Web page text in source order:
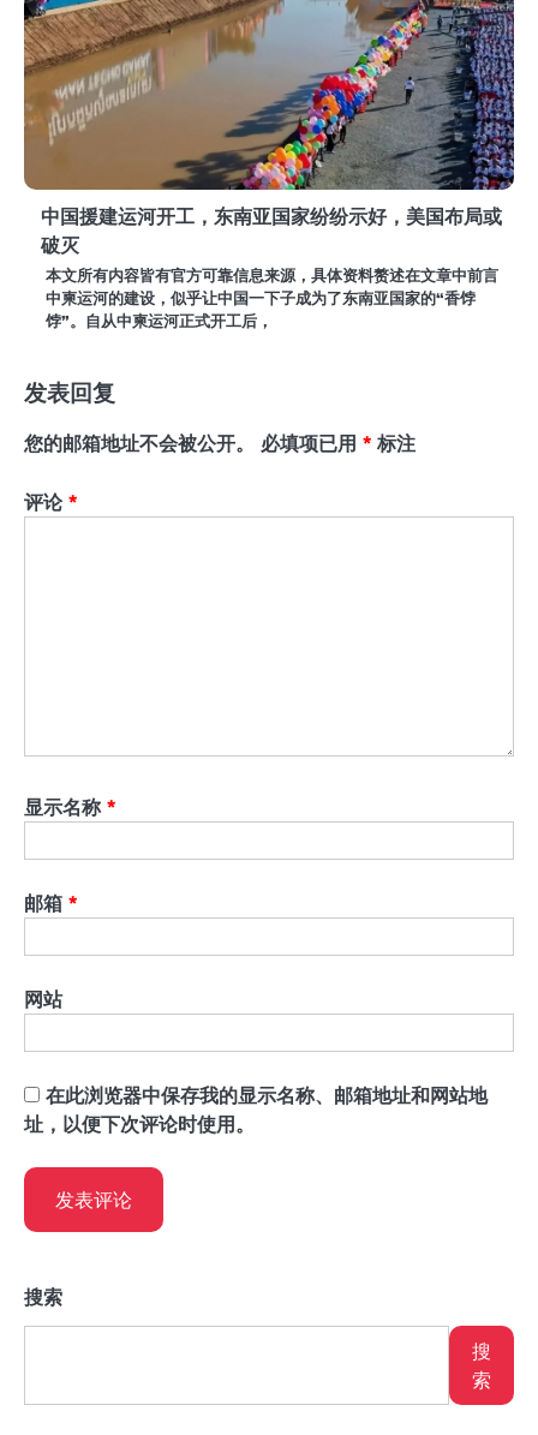
中国援建运河开工，东南亚国家纷纷示好，美国布局或
破灭
本文所有内容皆有官方可靠信息来源，具体资料赘述在文章中前言
中柬运河的建设，似乎让中国一下子成为了东南亚国家的“香饽
饽”。自从中柬运河正式开工后，
发表回复
您的邮箱地址不会被公开。 必填项已用 * 标注
评论 *
显示名称 *
邮箱 *
网站
在此浏览器中保存我的显示名称、邮箱地址和网站地
址，以便下次评论时使用。
搜索
搜
索